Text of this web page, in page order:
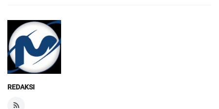
REDAKSI